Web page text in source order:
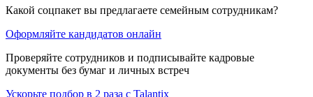
Какой соцпакет вы предлагаете семейным сотрудникам?
Оформляйте кандидатов онлайн
Проверяйте сотрудников и подписывайте кадровые
документы без бумаг и личных встреч
Ускорьте подбор в 2 раза с Talantix